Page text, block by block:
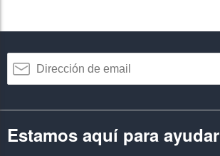
Estamos aquí para ayudar